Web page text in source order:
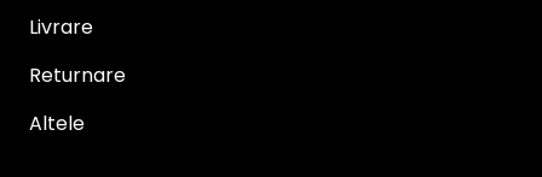
Livrare
Returnare
Altele